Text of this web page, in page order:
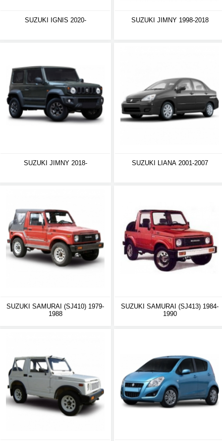
SUZUKI IGNIS 2020- SUZUKI JIMNY 1998-2018
SUZUKI JIMNY 2018- SUZUKI LIANA 2001-2007
SUZUKI SAMURAI (SJ410) 1979-
1988
SUZUKI SAMURAI (SJ413) 1984-
1990